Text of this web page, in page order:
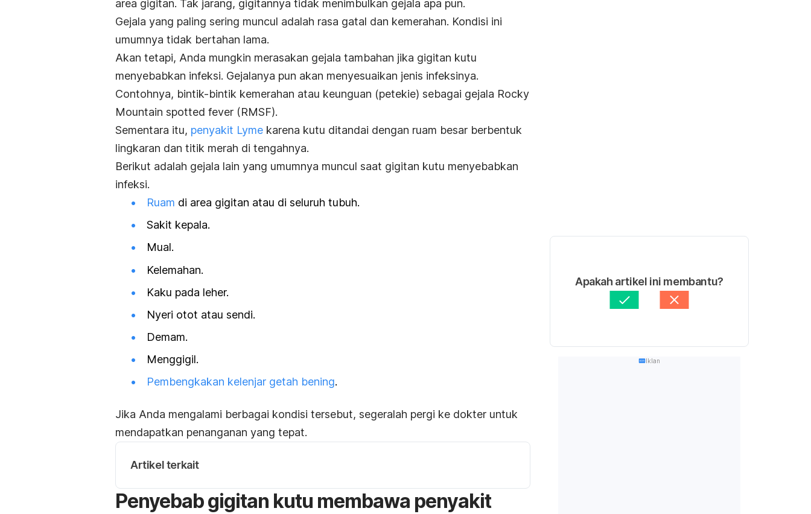
area gigitan. Tak jarang, gigitannya tidak menimbulkan gejala apa pun.
Gejala yang paling sering muncul adalah rasa gatal dan kemerahan. Kondisi ini
umumnya tidak bertahan lama.
Akan tetapi, Anda mungkin merasakan gejala tambahan jika gigitan kutu
menyebabkan infeksi. Gejalanya pun akan menyesuaikan jenis infeksinya.
Contohnya, bintik-bintik kemerahan atau keunguan (petekie) sebagai gejala Rocky
Mountain spotted fever (RMSF).
Sementara itu, penyakit Lyme karena kutu ditandai dengan ruam besar berbentuk
lingkaran dan titik merah di tengahnya.
Berikut adalah gejala lain yang umumnya muncul saat gigitan kutu menyebabkan
infeksi.
Ruam di area gigitan atau di seluruh tubuh.
Sakit kepala.
Mual.
Kelemahan.
Kaku pada leher.
Nyeri otot atau sendi.
Demam.
Menggigil.
Pembengkakan kelenjar getah bening.
Jika Anda mengalami berbagai kondisi tersebut, segeralah pergi ke dokter untuk
mendapatkan penanganan yang tepat.
Artikel terkait
Penyebab gigitan kutu membawa penyakit
Apakah artikel ini membantu?
Iklan